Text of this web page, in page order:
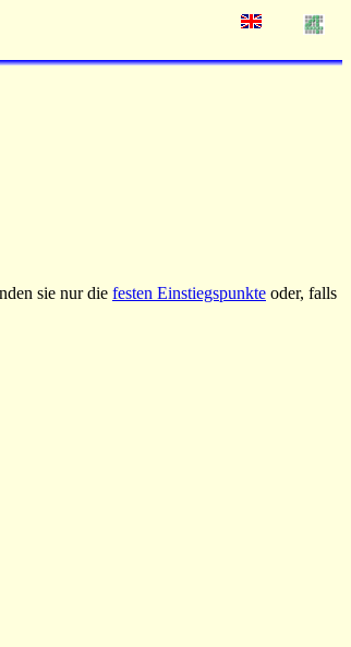
sie nur die festen Einstiegspunkte oder, falls